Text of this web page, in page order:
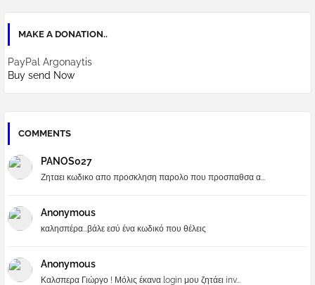
MAKE A DONATION..
PayPal Argonaytis
Buy send Now
COMMENTS
PANOS027
Ζηταει κωδικο απο προσκληση παρολο που προσπαθσα α...
Anonymous
καλησπέρα...βάλε εσύ ένα κωδικό που θέλεις
Anonymous
Καλσπερα Γιώργο ! Μόλις έκανα login μου ζητάει inv...